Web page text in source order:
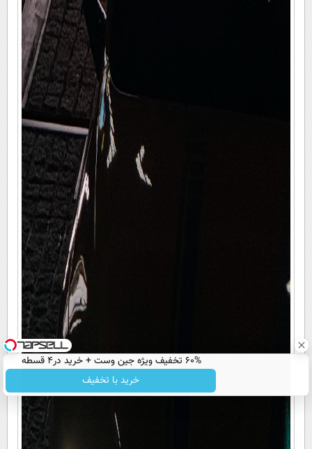
60% تخفیف ویژه جین وست + خرید در4 قسطه
خرید با تخفیف